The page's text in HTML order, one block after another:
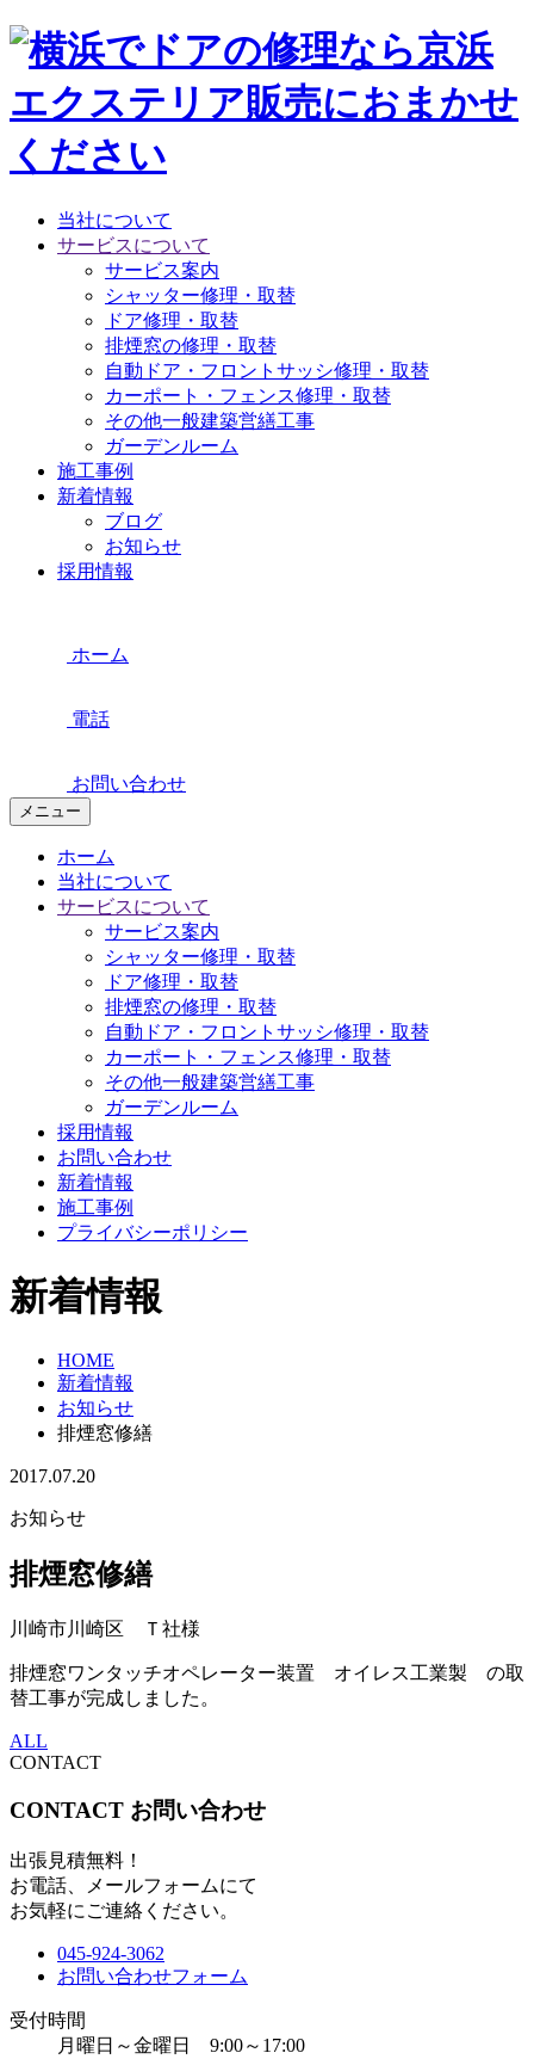
当社について
サービスについて
サービス案内
シャッター修理・取替
ドア修理・取替
排煙窓の修理・取替
自動ドア・フロントサッシ修理・取替
カーポート・フェンス修理・取替
その他一般建築営繕工事
ガーデンルーム
施工事例
新着情報
ブログ
お知らせ
採用情報
ホーム
電話
お問い合わせ
メニュー
ホーム
当社について
サービスについて
サービス案内
シャッター修理・取替
ドア修理・取替
排煙窓の修理・取替
自動ドア・フロントサッシ修理・取替
カーポート・フェンス修理・取替
その他一般建築営繕工事
ガーデンルーム
採用情報
お問い合わせ
新着情報
施工事例
プライバシーポリシー
新着情報
HOME
新着情報
お知らせ
排煙窓修繕
2017.07.20
お知らせ
排煙窓修繕
川崎市川崎区 Ｔ社様
排煙窓ワンタッチオペレーター装置 オイレス工業製 の取
替工事が完成しました。
ALL
CONTACT
CONTACT お問い合わせ
出張見積無料！
お電話、メールフォームにて
お気軽にご連絡ください。
045-924-3062
お問い合わせフォーム
受付時間
月曜日～金曜日 9:00～17:00